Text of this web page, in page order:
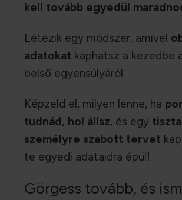
kell tovább egyedül
Létezik egy módszer, amivel
adatokat kaphatsz a kezedbe
belső egyensúlyáról.
Képzeld el, milyen lenne, ha
tudnád, hol állsz, és egy
személyre szabott tervet
te egyedi adataidra épül!
Görgess tovább, és